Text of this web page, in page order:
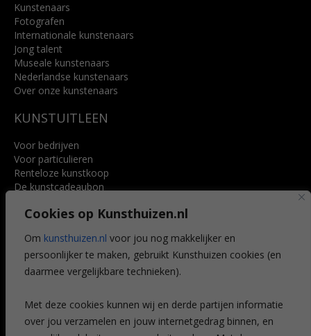
Cookies op Kunsthuizen.nl
Om kunsthuizen.nl voor jou nog makkelijker en
persoonlijker te maken, gebruikt Kunsthuizen cookies (en
daarmee vergelijkbare technieken).
Met deze cookies kunnen wij en derde partijen informatie
over jou verzamelen en jouw internetgedrag binnen, en
Kunstenaars
Fotografen
Internationale kunstenaars
Jong talent
Museale kunstenaars
Nederlandse kunstenaars
Over onze kunstenaars
KUNSTUITLEEN
Voor bedrijven
Voor particulieren
Renteloze kunstkoop
De kunstcadeaubon
Voordelen
Veelgestelde vragen
CONTACT
Leiden
Amsterdam